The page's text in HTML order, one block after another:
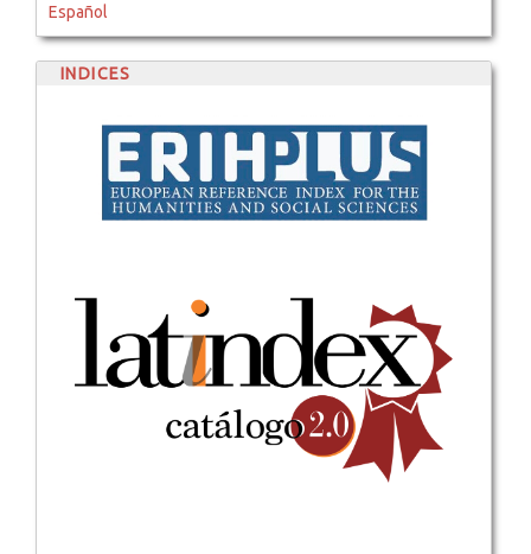
Español
INDICES